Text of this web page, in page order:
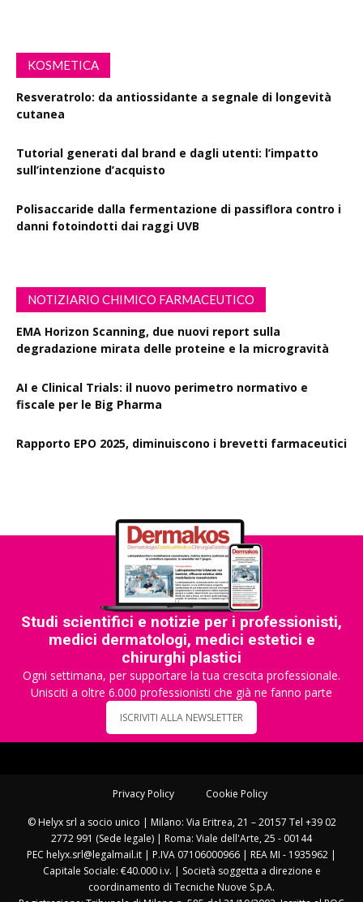
KOSMETICA
Resveratrolo: da antiossidante a segnale di longevità
cutanea
Tutorial generati dal brand e dagli utenti: l’impatto
sull’intenzione d’acquisto
Polisaccaride dalla fermentazione di passiflora contro i
danni fotoindotti dai raggi UVB
NOTIZIARIO CHIMICO FARMACEUTICO
EMA Horizon Scanning, due nuovi report sulla
degradazione mirata delle proteine e la microgravità
AI e Clinical Trials: il nuovo perimetro normativo e
fiscale per le Big Pharma
Rapporto EPO 2025, diminuiscono i brevetti farmaceutici
Studi scientifici e notizie per i professionisti,
medici dermatologi, medici estetici e
chirurghi plastici
Ogni settimana, per supportare la tua crescita professionale.
Unisciti a oltre 6.000 professionisti che già ne fanno parte
ISCRIVITI ALLA NEWSLETTER
Privacy Policy Cookie Policy
© Helyx srl a socio unico | Milano: Via Eritrea, 21 – 20157 Tel +39 02
2772 991 (Sede legale) | Roma: Viale dell'Arte, 25 - 00144
PEC helyx.srl@legalmail.it | P.IVA 07106000966 | REA MI - 1935962 |
Capitale Sociale: €40.000 i.v. | Società soggetta a direzione e
coordinamento di Tecniche Nuove S.p.A.